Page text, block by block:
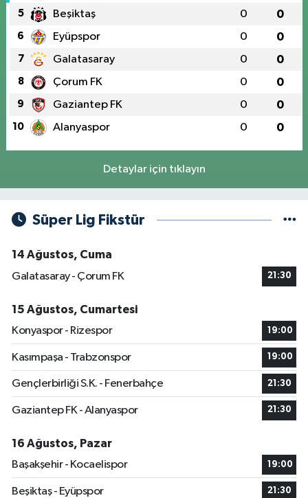
5 Beşiktaş 0 0
6 Eyüpspor 0 0
7 Galatasaray 0 0
8 Çorum FK 0 0
9 Gaziantep FK 0 0
10 Alanyaspor 0 0
Detaylar için tıklayın
Süper Lig Fikstür
14 Ağustos, Cuma
Galatasaray - Çorum FK
21:30
15 Ağustos, Cumartesi
Konyaspor - Rizespor
19:00
Kasımpaşa - Trabzonspor 19:00
Gençlerbirliği S.K. - Fenerbahçe 21:30
Gaziantep FK - Alanyaspor 21:30
16 Ağustos, Pazar
Başakşehir - Kocaelispor
19:00
Beşiktaş - Eyüpspor 21:30